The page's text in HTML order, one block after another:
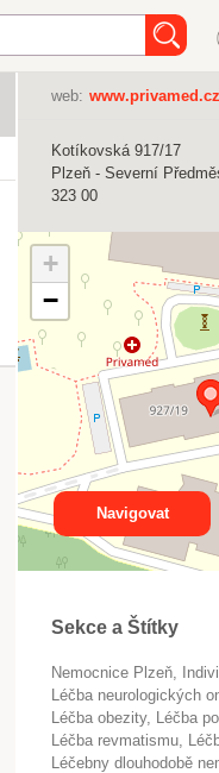
web: www.privamed.cz
Kotíkovská 917/17
Plzeň - Severní
323 00
+
−
Navigovat
Sekce a Štítky
Nemocnice Plzeň
léčba neurologických
léčba obezity
léčba
léčba revmatismu
Léčebny dlouhodobě